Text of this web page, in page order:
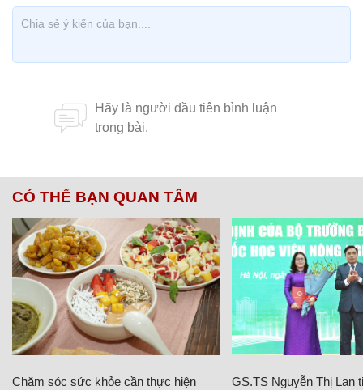
CÓ THỂ BẠN QUAN TÂM
Chăm sóc sức khỏe cần thực hiện GS.TS Nguyễn Thị Lan